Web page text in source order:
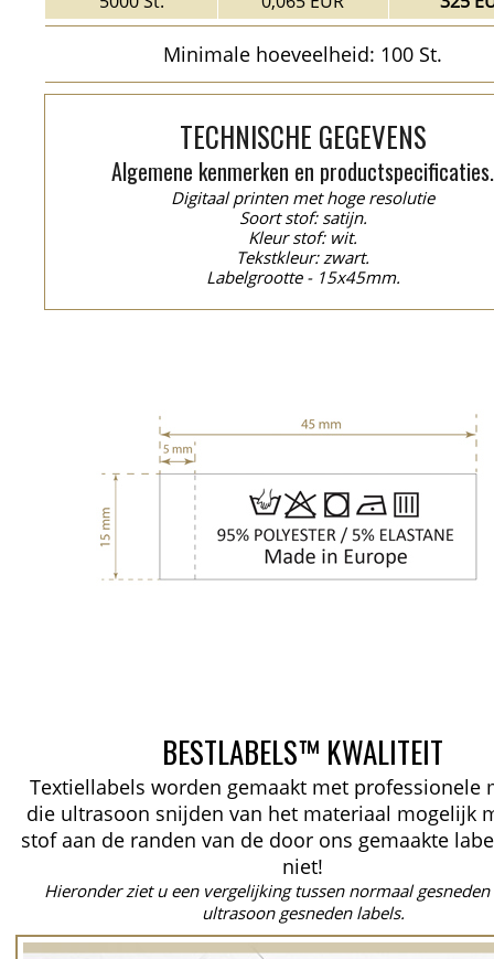
Minimale hoeveelheid: 100 St.
TECHNISCHE GEGEVENS
Algemene kenmerken en productspecificaties.
Digitaal printen met hoge resolutie
Soort stof: satijn.
Kleur stof: wit.
Tekstkleur: zwart.
Labelgrootte - 15x45mm.
BESTLABELS™ KWALITEIT
Textiellabels worden gemaakt met professionele
die ultrasoon snijden van het materiaal mogelijk
stof aan de randen van de door ons gemaakte
niet!
Hieronder ziet u een vergelijking tussen normaal
ultrasoon gesneden labels.